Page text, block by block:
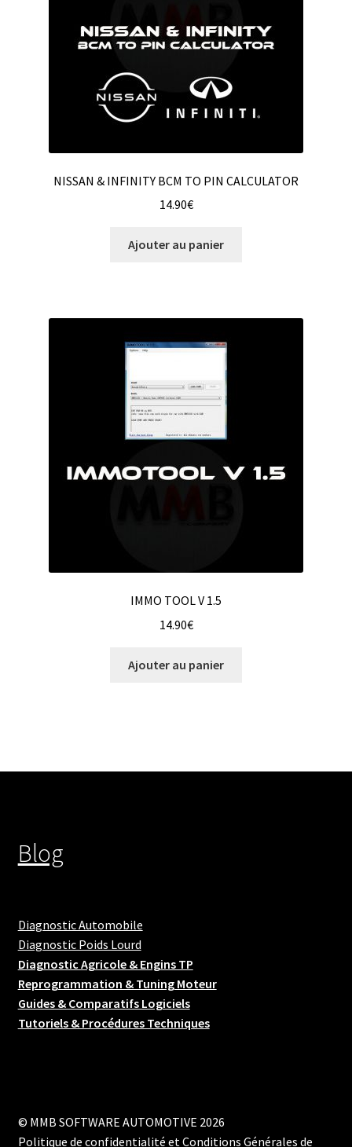
NISSAN & INFINITY BCM TO PIN CALCULATOR
14.90€
Ajouter au panier
IMMO TOOL V 1.5
14.90€
Ajouter au panier
Blog
Diagnostic Automobile
Diagnostic Poids Lourd
Diagnostic Agricole & Engins TP
Reprogrammation & Tuning Moteur
Guides & Comparatifs Logiciels
Tutoriels & Procédures Techniques
© MMB SOFTWARE AUTOMOTIVE 2026
Politique de confidentialité et Conditions Générales de